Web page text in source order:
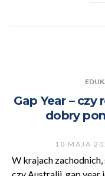
Gap Year –
dobry
10 MAJA
W krajach
czy Australii, gap year